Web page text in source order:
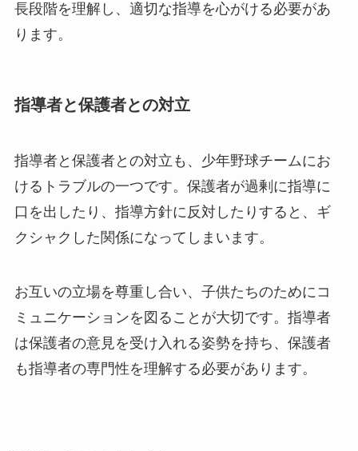
長段階を理解し、適切な指導を心がける必要があ
ります。
指導者と保護者との対立
指導者と保護者との対立も、少年野球チームにお
けるトラブルの一つです。保護者が過剰に指導に
口を出したり、指導方針に反対したりすると、ギ
クシャクした関係になってしまいます。
お互いの立場を尊重し合い、子供たちのためにコ
ミュニケーションを図ることが大切です。指導者
は保護者の意見を受け入れる姿勢を持ち、保護者
も指導者の専門性を理解する必要があります。